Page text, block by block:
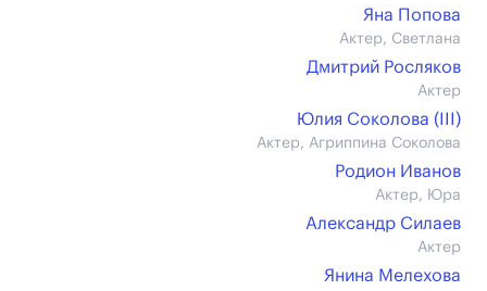
Яна Попова
Актер, Светлана
Дмитрий Росляков
Актер
Юлия Соколова (III)
Актер, Агриппина Соколова
Родион Иванов
Актер, Юра
Александр Силаев
Актер
Янина Мелехова